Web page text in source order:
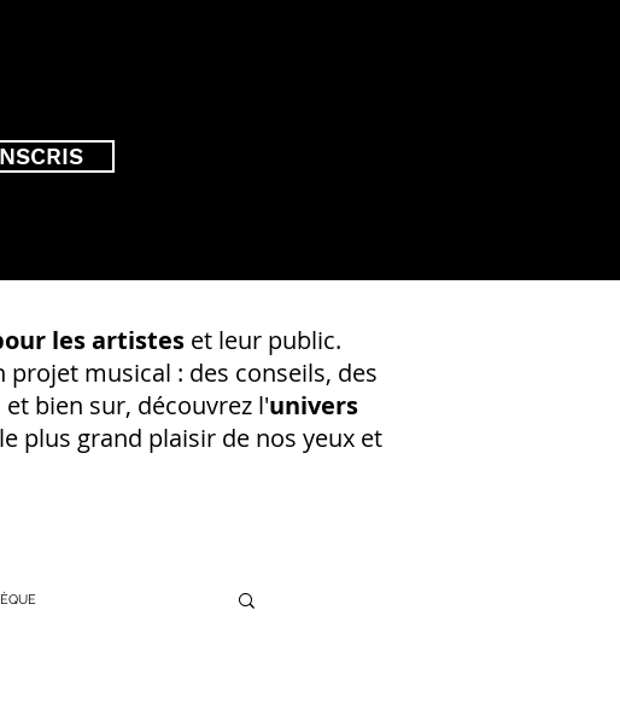
les artistes et leur public.
musical : des conseils, des
bien sur, découvrez l'univers
plus grand plaisir de nos yeux et